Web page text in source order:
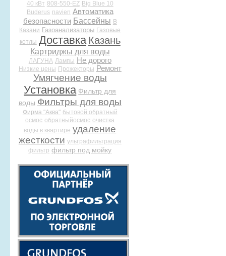
40 кВт 808-550-EZ Big Blue 10
Buderus navien Автоматика
безопасности Бассейны В
Казани Газоанализаторы Газовые
котлы Доставка Казань
Картриджы для воды
ЛАГУНА Лампы Не дорого
Низкие цены Прожекторы Ремонт
Умягчение воды
Установка Фильтр для
воды Фильтры для воды
Фирма "Аква" бытовой обратный
осмос обратныйосмос очистка
воды в квартире удаление
жесткости ультрафильтрация
фильтр фильтр под мойку